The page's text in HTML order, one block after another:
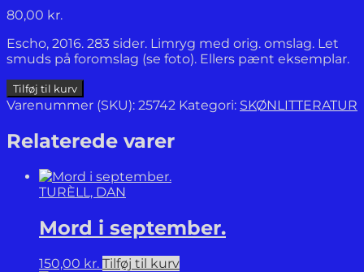
80,00 kr.
Escho, 2016. 283 sider. Limryg med orig. omslag. Let
smuds på foromslag (se foto). Ellers pænt eksemplar.
Det
absolutte
delirium.
antal
Tilføj til kurv
Varenummer (SKU): 25742 Kategori: SKØNLITTERATUR
Relaterede varer
TURÈLL, DAN
Mord i september.
150,00 kr. Tilføj til kurv